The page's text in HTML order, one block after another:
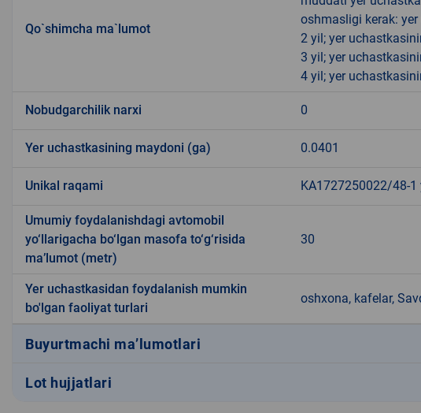
Qo`shimcha ma`lumot
oshmasligi kerak:
2 yil; yer
3 yil; yer
4 yil; yer
Nobudgarchilik narxi 0
Yer uchastkasining maydoni (ga) 0.0401
Unikal raqami KA1727250022/48-1
Umumiy foydalanishdagi avtomobil
yo‘llarigacha bo‘lgan masofa to‘g‘risida
ma’lumot (metr)
30
Yer uchastkasidan foydalanish mumkin
bo'lgan faoliyat turlari
oshxona, kafelar,
Buyurtmachi ma’lumotlari
Lot hujjatlari